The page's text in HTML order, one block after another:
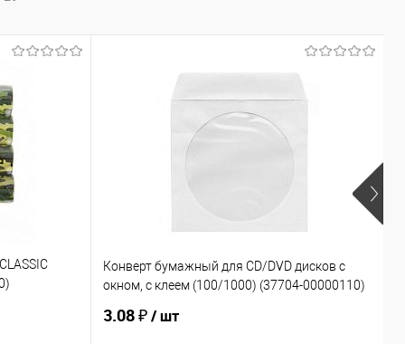
Конверт бумажный для CD/DVD дисков с
окном, с клеем (100/1000) (37704-00000110)
3.08 ₽/ шт